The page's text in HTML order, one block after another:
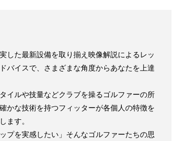
した最新設備を取り揃え映像解説によるレッ
バイスで、さまざまな角度からあなたを上達
イルや技量などクラブを操るゴルファーの所
かな技術を持つフィッターが各個人の特徴を
ます。
プを実感したい」そんなゴルファーたちの思